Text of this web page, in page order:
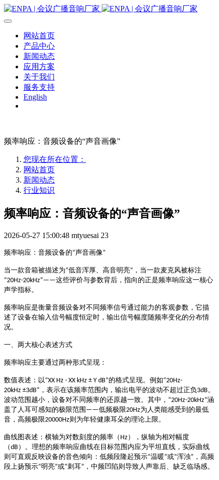
网站首页
产品中心
新闻动态
应用方案
关于我们
服务支持
English
频率响应：音频设备的“声音画像”
您现在所在位置：
网站首页
新闻动态
行业知识
频率响应：音频设备的“声音画像”
2026-05-27 15:00:48 mtyuesai 23
频率响应：音频设备的“声音画像”
当一款音箱被描述为“低音浑厚、高音明亮” ，当一款麦克风被标注
“20Hz-20kHz”——这些评价与参数背后，指向的正是频率响应这一核心
声学指标。
频率响应是衡量音频设备对不同频率信号通过能力的客观参数，它描
述了设备在输入信号幅度恒定时，输出信号幅度随频率变化的分布情
况。
一、两大核心表述方式
频率响应主要通过两种形式呈现：
数值表述 ：以“XX Hz - XX kHz ± Y dB”的格式呈现。例如“20Hz-
20kHz ±3dB” ，表示在该频率范围内，输出电平的波动不超过正负 3dB 。
波动范围越小，设备对不同频率的还原越一致。其中， “20Hz-20kHz”涵
盖了人耳可感知的极限范围 ——低频极限20Hz为人类能感受到的最低
音，高频极限20000Hz则为年轻健康耳朵的理论上限。
曲线图表述 ：横轴为对数刻度的频率（ Hz），纵轴为相对幅度
（dB ）。理想的频率响应曲线在目标范围内应为平坦直线，实际曲线
则可直观反映设备的音色倾向：低频段隆起预示“温暖”或“浑浊” ，高频
段上扬预示“明亮”或“刺耳” ，中频凹陷则导致人声靠后、缺乏临场感。